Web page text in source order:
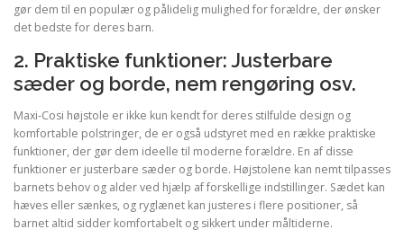
gør dem til en populær og pålidelig mulighed for forældre, der ønsker
det bedste for deres barn.
2. Praktiske funktioner: Justerbare
sæder og borde, nem rengøring osv.
Maxi-Cosi højstole er ikke kun kendt for deres stilfulde design og
komfortable polstringer, de er også udstyret med en række praktiske
funktioner, der gør dem ideelle til moderne forældre. En af disse
funktioner er justerbare sæder og borde. Højstolene kan nemt tilpasses
barnets behov og alder ved hjælp af forskellige indstillinger. Sædet kan
hæves eller sænkes, og ryglænet kan justeres i flere positioner, så
barnet altid sidder komfortabelt og sikkert under måltiderne.